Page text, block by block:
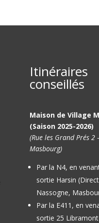
Itinéraires
conseillés
Maison de Village
(Saison 2025-2026)
(Rue les Grand Prés 2
Masbourg)
Par la N4, en
sortie Harsin
Nassogne,
Par la E411, en
sortie 25